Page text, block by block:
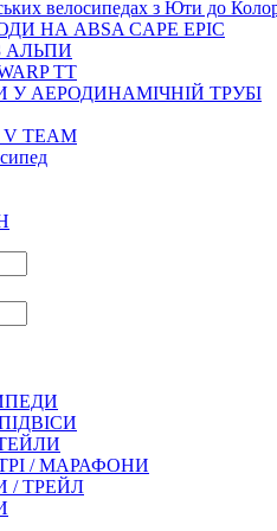
велосипедах з Юти до
НА ABSA CAPE EPIC
АЛЬПИ
TT
У АЕРОДИНАМІЧНІЙ ТРУБІ
V TEAM
/ МАРАФОНИ
/ ТРЕЙЛ